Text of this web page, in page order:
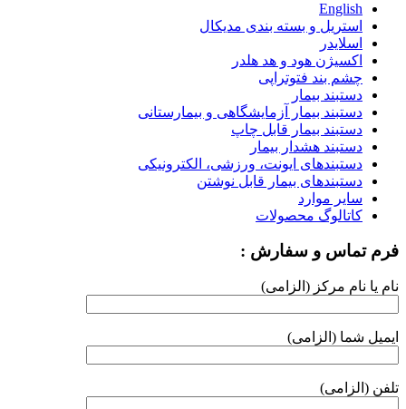
English
استریل و بسته بندی مدیکال
اسلایدر
اکسیژن هود و هد هلدر
چشم بند فتوتراپی
دستبند بیمار
دستبند بیمار آزمایشگاهی و بیمارستانی
دستبند بیمار قابل چاپ
دستبند هشدار بیمار
دستبندهای ایونت، ورزشی، الکترونیکی
دستبندهای بیمار قابل نوشتن
سایر موارد
کاتالوگ محصولات
فرم تماس و سفارش :
نام یا نام مرکز (الزامی)
ایمیل شما (الزامی)
تلفن (الزامی)